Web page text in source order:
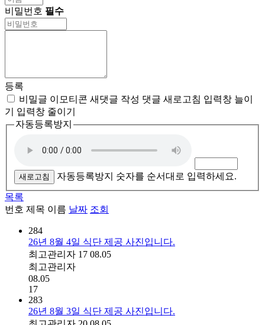
비밀번호 필수
등록
비밀글 이모티콘 새댓글 작성 댓글 새로고침 입력창 늘이
기
입력창 줄이기
자동등록방지
새로고침 자동등록방지 숫자를 순서대로 입력하세요.
목록
번호 제목 이름 날짜 조회
284
26년 8월 4일 식단 제공 사진입니다.
최고관리자 17 08.05
최고관리자
08.05
17
283
26년 8월 3일 식단 제공 사진입니다.